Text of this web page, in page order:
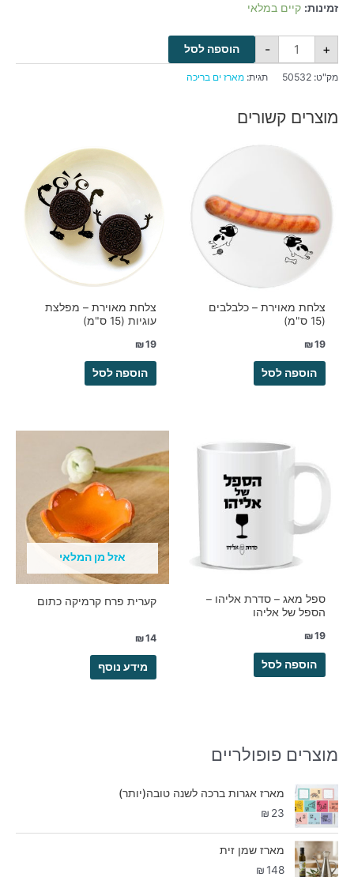
זמינות: קיים במלאי
- + הוספה לסל
מק"ט: 50532 תגית: מארז ים בריכה
מוצרים קשורים
צלחת מאוירת – כלבלבים
(15 ס"מ)
₪19
הוספה לסל
צלחת מאוירת – מפלצת
עוגיות (15 ס"מ)
₪19
הוספה לסל
ספל מאג – סדרת אליהו –
הספל של אליהו
₪19
הוספה לסל
אזל מן המלאי
קערית פרח קרמיקה כתום
₪14
מידע נוסף
מוצרים פופולריים
מארז אגרות ברכה לשנה טובה(יותר)
₪ 23
מארז שמן זית
₪148